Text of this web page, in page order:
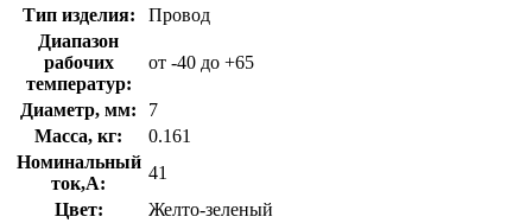
Тип изделия:
Провод
Диапазон
рабочих
температур:
от -40 до +65
Диаметр, мм:
7
Масса, кг:
0.161
Номинальный
ток,А:
41
Цвет:
Желто-зеленый